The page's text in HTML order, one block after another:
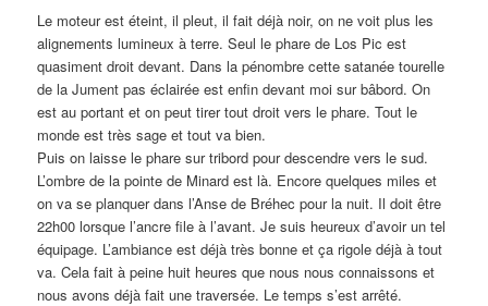
Le moteur est éteint, il pleut, il fait déjà noir, on ne voit plus les
alignements lumineux à terre. Seul le phare de Los Pic est
quasiment droit devant. Dans la pénombre cette satanée tourelle
de la Jument pas éclairée est enfin devant moi sur bâbord. On
est au portant et on peut tirer tout droit vers le phare. Tout le
monde est très sage et tout va bien.
Puis on laisse le phare sur tribord pour descendre vers le sud.
L’ombre de la pointe de Minard est là. Encore quelques miles et
on va se planquer dans l’Anse de Bréhec pour la nuit. Il doit être
22h00 lorsque l’ancre file à l’avant. Je suis heureux d’avoir un tel
équipage. L’ambiance est déjà très bonne et ça rigole déjà à tout
va. Cela fait à peine huit heures que nous nous connaissons et
nous avons déjà fait une traversée. Le temps s’est arrêté.